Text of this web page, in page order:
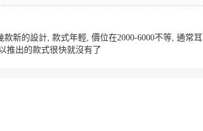
新的設計, 款式年輕, 價位在2000-6000不等, 通常耳
推出的款式很快就沒有了